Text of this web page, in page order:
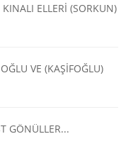
ELLERİ (SORKUN)
VE (KAŞİFOĞLU)
GÖNÜLLER...